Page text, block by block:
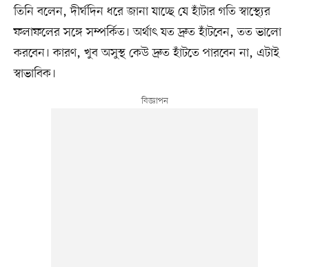
তিনি বলেন, দীর্ঘদিন ধরে জানা যাচ্ছে যে হাঁটার গতি স্বাস্থ্যের
ফলাফলের সঙ্গে সম্পর্কিত। অর্থাৎ যত দ্রুত হাঁটবেন, তত ভালো
করবেন। কারণ, খুব অসুস্থ কেউ দ্রুত হাঁটতে পারবেন না, এটাই
স্বাভাবিক।